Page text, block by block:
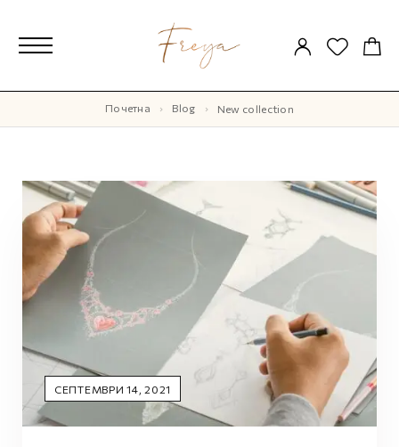
Почетна Blog New collection
СЕПТЕМВРИ 14, 2021